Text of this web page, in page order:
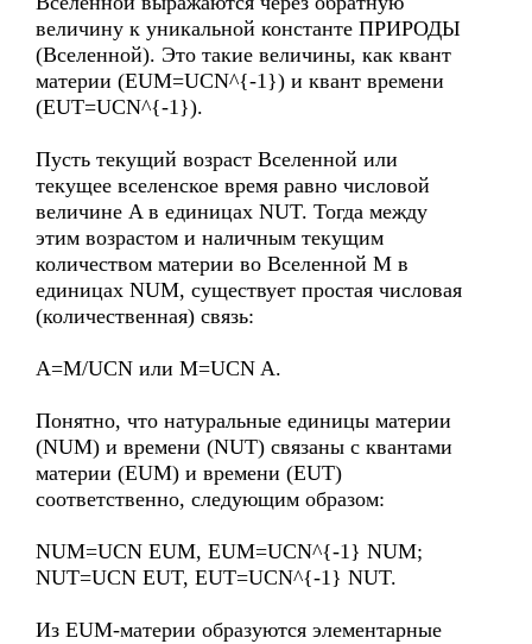
величину к уникальной константе ПРИРОДЫ
(Вселенной). Это такие величины, как квант
материи (EUM=UCN^{-1}) и квант времени
(EUT=UCN^{-1}).
Пусть текущий возраст Вселенной или
текущее вселенское время равно числовой
величине A в единицах NUT. Тогда между
этим возрастом и наличным текущим
количеством материи во Вселенной M в
единицах NUM, существует простая числовая
(количественная) связь:
A=M/UCN или M=UCN A.
Понятно, что натуральные единицы материи
(NUM) и времени (NUT) связаны с квантами
материи (EUM) и времени (EUT)
соответственно, следующим образом:
NUM=UCN EUM, EUM=UCN^{-1} NUM;
NUT=UCN EUT, EUT=UCN^{-1} NUT.
Из EUM-материи образуются элементарные